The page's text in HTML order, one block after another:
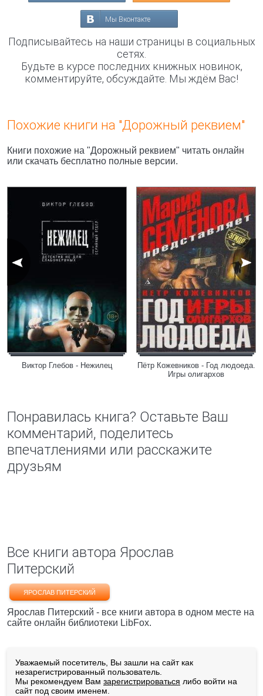
Мы Вконтакте
Подписывайтесь на наши страницы в социальных
сетях.
Будьте в курсе последних книжных новинок,
комментируйте, обсуждайте. Мы ждём Вас!
Похожие книги на "Дорожный реквием"
Книги похожие на "Дорожный реквием" читать онлайн
или скачать бесплатно полные версии.
Виктор Глебов - Нежилец
Пётр Кожевников - Год людоеда.
Игры олигархов
Понравилась книга? Оставьте Ваш
комментарий, поделитесь
впечатлениями или расскажите
друзьям
Все книги автора Ярослав
Питерский
ЯРОСЛАВ ПИТЕРСКИЙ
Ярослав Питерский - все книги автора в одном месте на
сайте онлайн библиотеки LibFox.
Уважаемый посетитель, Вы зашли на сайт как
незарегистрированный пользователь.
Мы рекомендуем Вам зарегистрироваться либо войти на
сайт под своим именем.